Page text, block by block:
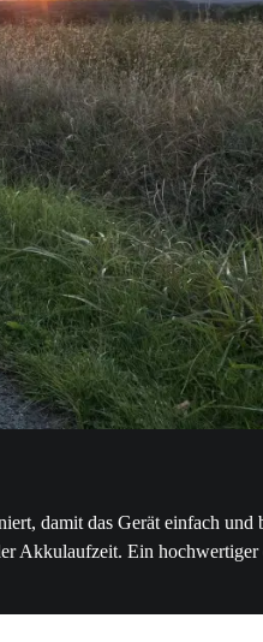
damit das Gerät einfach
Akkulaufzeit. Ein hochwertiger